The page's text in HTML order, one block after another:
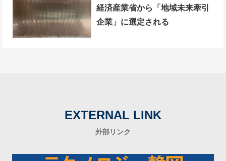
経済産業省から「地域未来牽引
企業」に選定される
EXTERNAL LINK
外部リンク